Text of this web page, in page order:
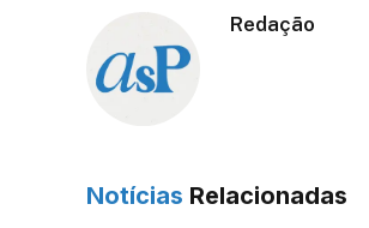
Redação
Notícias Relacionadas